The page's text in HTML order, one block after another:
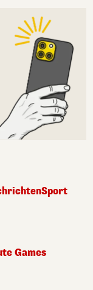
Sport
Games